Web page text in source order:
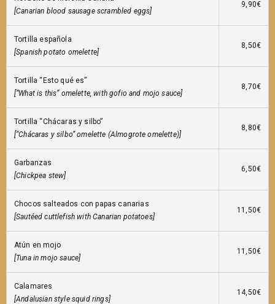
[Canarian blood sausage scrambled eggs]
9,90€
Tortilla española
[Spanish potato omelette]
8,50€
Tortilla “Esto qué es”
[“What is this” omelette, with gofio and mojo sauce]
8,70€
Tortilla “Chácaras y silbo”
[“Chácaras y silbo” omelette (Almogrote omelette)]
8,80€
Garbanzas
[Chickpea stew]
6,50€
Chocos salteados con papas canarias
[Sautéed cuttlefish with Canarian potatoes]
11,50€
Atún en mojo
[Tuna in mojo sauce]
11,50€
Calamares
[Andalusian style squid rings]
14,50€